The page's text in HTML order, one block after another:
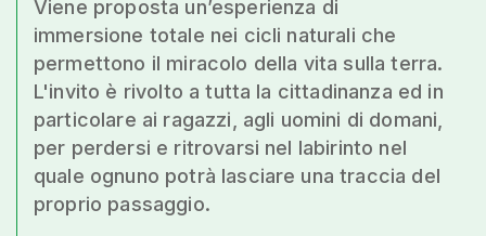
Viene proposta un’esperienza di
immersione totale nei cicli naturali che
permettono il miracolo della vita sulla terra.
L'invito è rivolto a tutta la cittadinanza ed in
particolare ai ragazzi, agli uomini di domani,
per perdersi e ritrovarsi nel labirinto nel
quale ognuno potrà lasciare una traccia del
proprio passaggio.